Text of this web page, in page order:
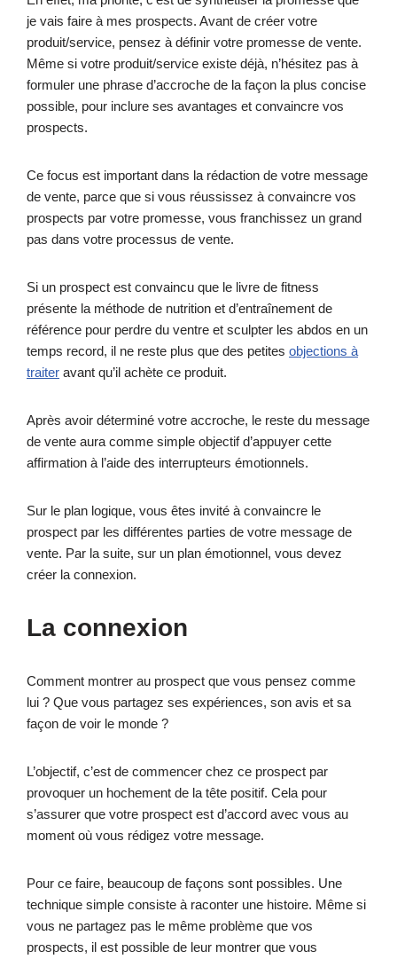
je vais faire à mes prospects. Avant de créer votre
produit/service, pensez à définir votre promesse de vente.
Même si votre produit/service existe déjà, n’hésitez pas à
formuler une phrase d’accroche de la façon la plus concise
possible, pour inclure ses avantages et convaincre vos
prospects.
Ce focus est important dans la rédaction de votre message
de vente, parce que si vous réussissez à convaincre vos
prospects par votre promesse, vous franchissez un grand
pas dans votre processus de vente.
Si un prospect est convaincu que le livre de fitness
présente la méthode de nutrition et d’entraînement de
référence pour perdre du ventre et sculpter les abdos en un
temps record, il ne reste plus que des petites objections à
traiter avant qu’il achète ce produit.
Après avoir déterminé votre accroche, le reste du message
de vente aura comme simple objectif d’appuyer cette
affirmation à l’aide des interrupteurs émotionnels.
Sur le plan logique, vous êtes invité à convaincre le
prospect par les différentes parties de votre message de
vente. Par la suite, sur un plan émotionnel, vous devez
créer la connexion.
La connexion
Comment montrer au prospect que vous pensez comme
lui ? Que vous partagez ses expériences, son avis et sa
façon de voir le monde ?
L’objectif, c’est de commencer chez ce prospect par
provoquer un hochement de la tête positif. Cela pour
s’assurer que votre prospect est d’accord avec vous au
moment où vous rédigez votre message.
Pour ce faire, beaucoup de façons sont possibles. Une
technique simple consiste à raconter une histoire. Même si
vous ne partagez pas le même problème que vos
prospects, il est possible de leur montrer que vous